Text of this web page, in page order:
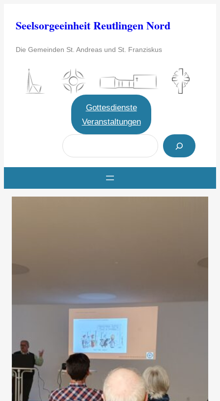
InhaltSeelsorgeeinheit Reutlingen Nord
Die Gemeinden St. Andreas und St. Franziskus
Gottesdienste
Veranstaltungen
S
u
c
e